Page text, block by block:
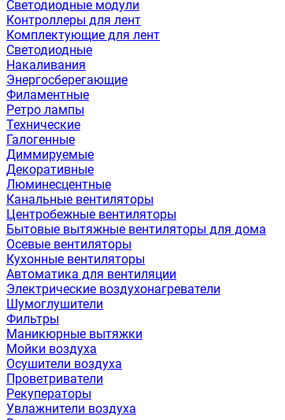
Светодиодные модули
Контроллеры для лент
Комплектующие для лент
Светодиодные
Накаливания
Энергосберегающие
Филаментные
Ретро лампы
Технические
Галогенные
Диммируемые
Декоративные
Люминесцентные
Канальные вентиляторы
Центробежные вентиляторы
Бытовые вытяжные вентиляторы для дома
Осевые вентиляторы
Кухонные вентиляторы
Автоматика для вентиляции
Электрические воздухонагреватели
Шумоглушители
Фильтры
Маникюрные вытяжки
Мойки воздуха
Осушители воздуха
Проветриватели
Рекуператоры
Увлажнители воздуха